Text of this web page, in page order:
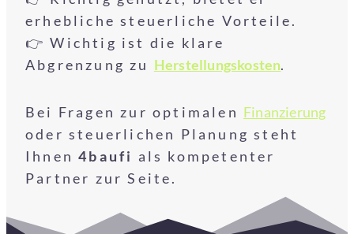
erhebliche steuerliche Vorteile.
👉 Wichtig ist die klare
Abgrenzung zu Herstellungskosten.
Bei Fragen zur optimalen Finanzierung
oder steuerlichen Planung steht
Ihnen4baufi als kompetenter
Partner zur Seite.